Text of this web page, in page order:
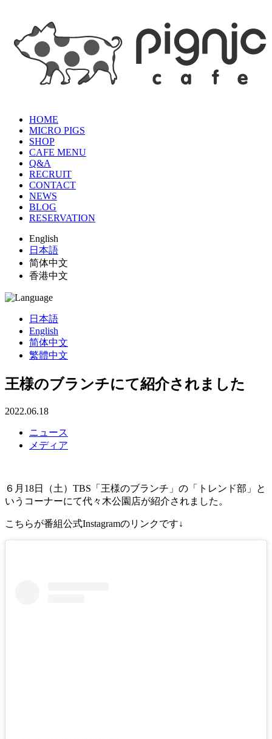
HOME
MICRO PIGS
SHOP
CAFE MENU
Q&A
RECRUIT
CONTACT
NEWS
BLOG
RESERVATION
English
日本語
简体中文
香港中文
日本語
English
简体中文
繁體中文
王様のブランチにて紹介されました
2022.06.18
ニュース
メディア
６月18日（土）TBS「王様のブランチ」の「トレンド部」と
いうコーナーにて代々木公園店が紹介されました。
こちらが番組公式Instagramのリンクです↓